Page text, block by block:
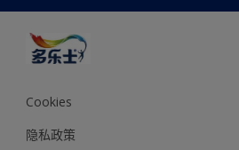
绿色工厂
抖音官方旗舰店
创意灵感
装修建议
可持续发展
多乐士2025年度色彩 - 金盏黄
颜色准确性
Cookies
隐私政策